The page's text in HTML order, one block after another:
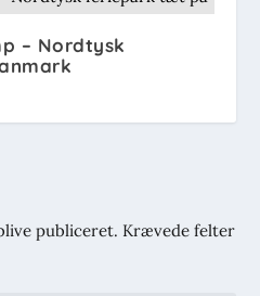
– Nordtysk
publiceret. Krævede felter